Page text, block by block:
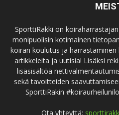
SporttiRakki on
monipuolisin kotimainen
koiran koulutus ja harrastaminen
artikkeleita ja uutisia! Lisäksi
lisäsisältöä
sekä tavoitteiden
SporttiRakin
Ota yhteyttä: